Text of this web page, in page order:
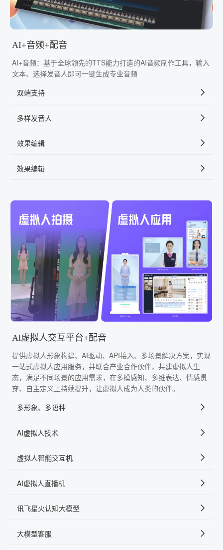
AI+音频+配音
AI+音频：基于全球领先的TTS能力打造的AI音频制作工具，输入
文本、选择发音人即可一键生成专业音频
双端支持
多样发音人
效果编辑
效果编辑
Al虚拟人交互平台+配音
提供虚拟人形象构建、AI驱动、API接入、多场景解决方案，实现
一站式虚拟人应用服务，并联合产业合作伙伴，共建虚拟人生
态，满足不同场景的应用需求，在多模感知、多维表达、情感贯
穿、自主定义上持续提升，让虚拟人成为人类的伙伴。
多形象、多语种
AI虚拟人技术
虚拟人智能交互机
AI虚拟人直播机
讯飞星火认知大模型
大模型客服